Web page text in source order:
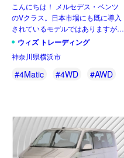
ス V300d アバンギャルド ロ
ング 4Matic 9G-Tronic 左ハ
ンドル
こんにちは！ メルセデス・ベンツ
のVクラス。日本市場にも既に導入
されているモデルではありますが、
欧州には日本には導入されない魅力
新世代ダウンサイジングユニットに
統一、クラス最強となるパワ […]
ウィズ トレーディング
神奈川県横浜市
#4Matic #4WD #AWD